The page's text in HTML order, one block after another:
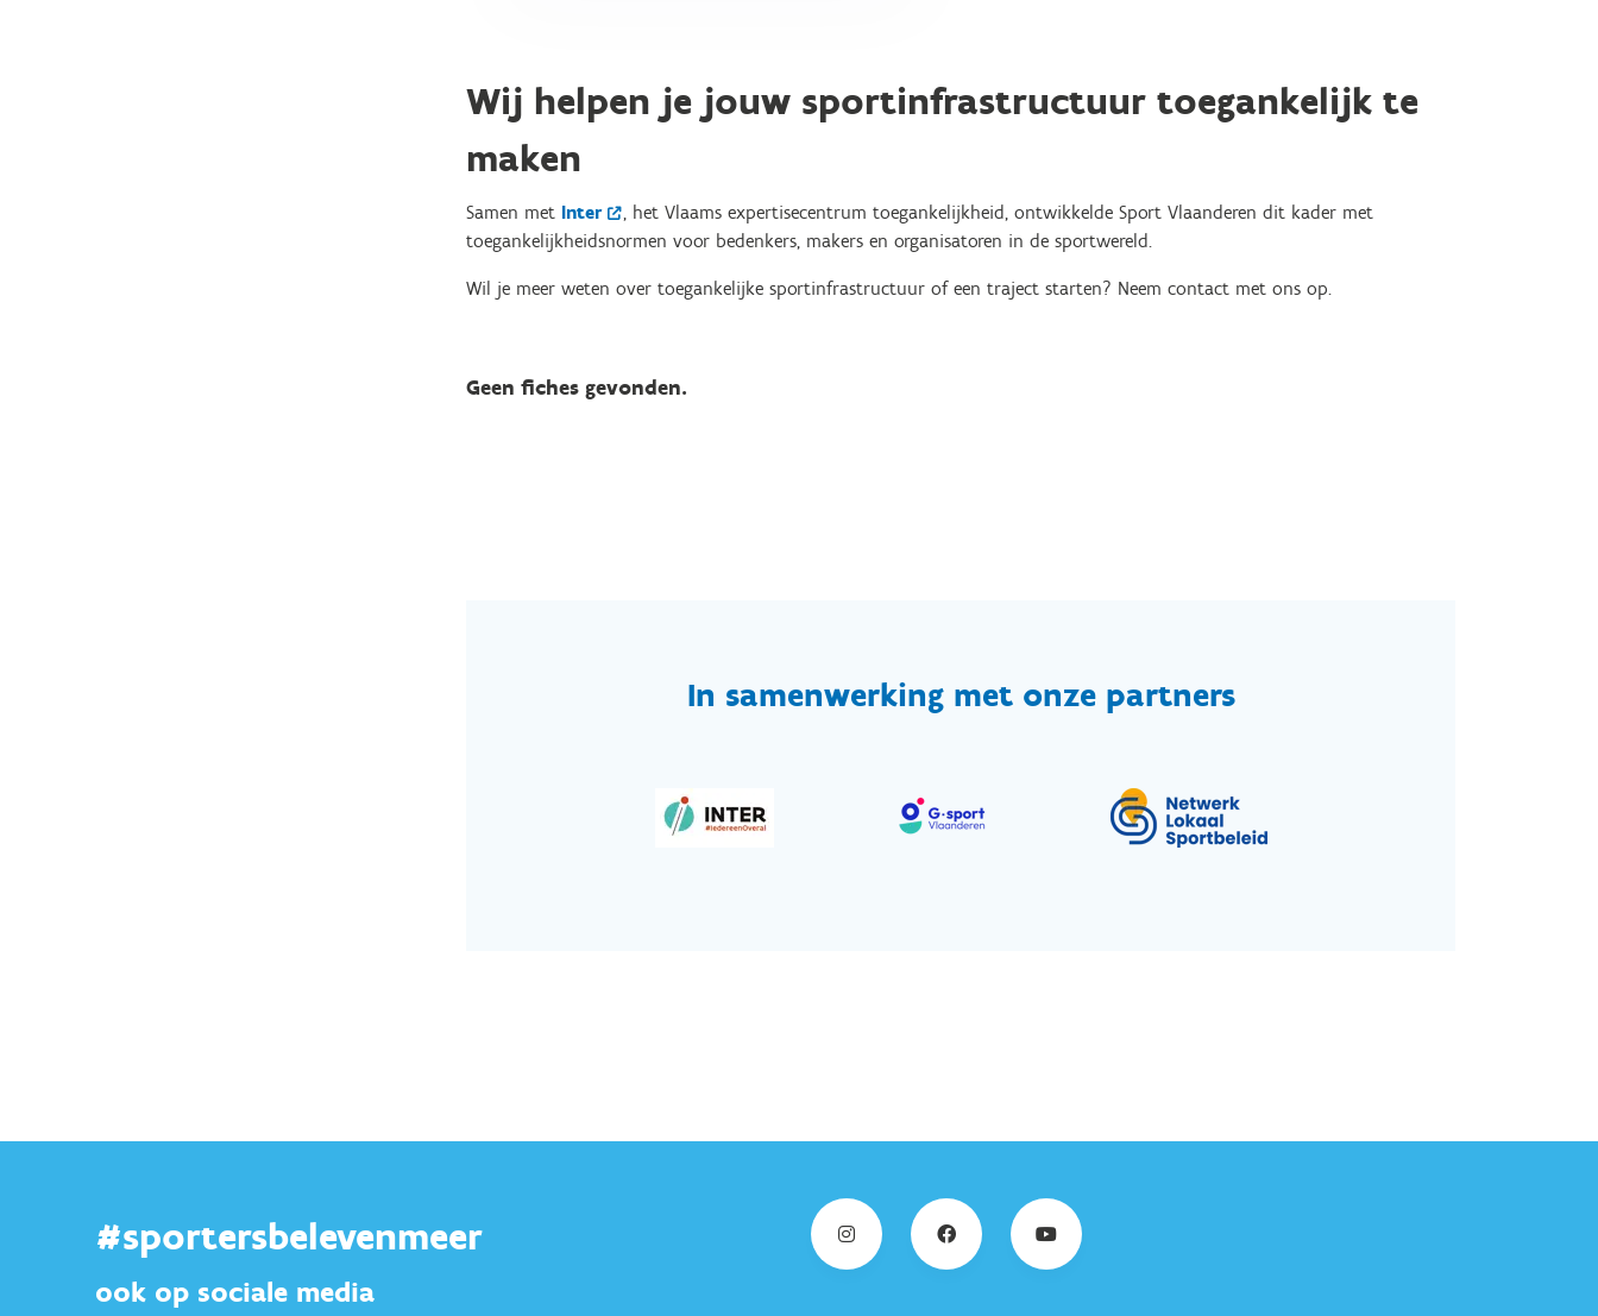
Wij helpen je jouw sportinfrastructuur toegankelijk te
maken
Samen met Inter
, het Vlaams expertisecentrum toegankelijkheid, ontwikkelde Sport Vlaanderen dit kader met
toegankelijkheidsnormen voor bedenkers, makers en organisatoren in de sportwereld.
Wil je meer weten over toegankelijke sportinfrastructuur of een traject starten? Neem contact met ons op.
Geen fiches gevonden.
In samenwerking met onze partners
#sportersbelevenmeer
ook op sociale media